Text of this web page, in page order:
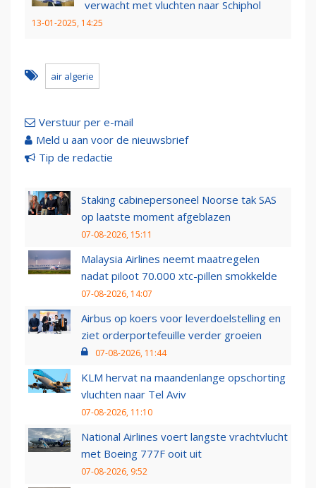
verwacht met vluchten naar Schiphol
13-01-2025, 14:25
air algerie
Verstuur per e-mail
Meld u aan voor de nieuwsbrief
Tip de redactie
Staking cabinepersoneel Noorse tak SAS
op laatste moment afgeblazen
07-08-2026, 15:11
Malaysia Airlines neemt maatregelen
nadat piloot 70.000 xtc-pillen smokkelde
07-08-2026, 14:07
Airbus op koers voor leverdoelstelling en
ziet orderportefeuille verder groeien
07-08-2026, 11:44
KLM hervat na maandenlange opschorting
vluchten naar Tel Aviv
07-08-2026, 11:10
National Airlines voert langste vrachtvlucht
met Boeing 777F ooit uit
07-08-2026, 9:52